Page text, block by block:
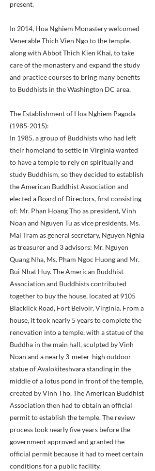
present.
In 2014, Hoa Nghiem Monastery welcomed
Venerable Thich Vien Ngo to the temple,
along with Abbot Thich Kien Khai, to take
care of the monastery and expand the study
and practice courses to bring many benefits
to Buddhists in the Washington DC area.
The Establishment of Hoa Nghiem Pagoda
(1985-2015):
In 1985, a group of Buddhists who had left
their homeland to settle in Virginia wanted
to have a temple to rely on spiritually and
study Buddhism, so they decided to establish
the American Buddhist Association and
elected a Board of Directors, first consisting
of: Mr. Phan Hoang Tho as president, Vinh
Noan and Nguyen Tu as vice presidents, Ms.
Mai Tram as general secretary, Nguyen Nghia
as treasurer and 3 advisors: Mr. Nguyen
Quang Nha, Ms. Pham Ngoc Huong and Mr.
Bui Nhat Huy. The American Buddhist
Association and Buddhists contributed
together to buy the house, located at 9105
Blacklick Road, Fort Belvoir, Virginia. From a
house, it took nearly 5 years to complete the
renovation into a temple, with a statue of the
Buddha in the main hall, sculpted by Vinh
Noan and a nearly 3-meter-high outdoor
statue of Avalokiteshvara standing in the
middle of a lotus pond in front of the temple,
created by Vinh Tho. The American Buddhist
Association then had to obtain an official
permit to establish the temple. The review
process took nearly five years before the
government approved and granted the
official permit because it had to meet certain
conditions for a public facility.